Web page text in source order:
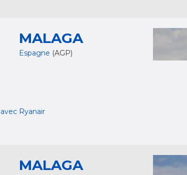
MALAGA
Espagne (AGP)
Ryanair
MALAGA